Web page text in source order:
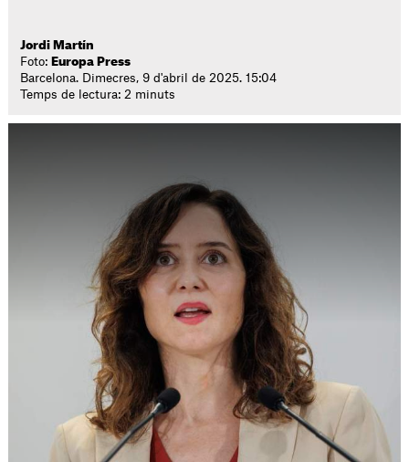
Jordi Martín
Foto: Europa Press
Barcelona. Dimecres, 9 d'abril de 2025. 15:04
Temps de lectura: 2 minuts